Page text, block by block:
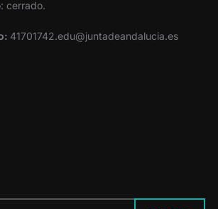
cerrado.
41701742.edu@juntadeandalucia.es